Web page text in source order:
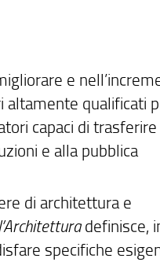
e
altamente qualificati
capaci di trasferire
e alla pubblica
di architettura e
definisce,
specifiche